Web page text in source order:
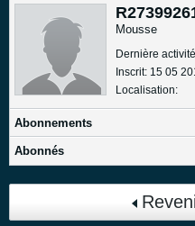
Mousse
Dernière
Inscrit: 15 05
Localisation:
Abonnements
Abonnés